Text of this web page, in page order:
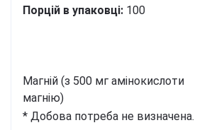
Порцій в упаковці: 100
Магній (з 500 мг амінокислоти
магнію)
* Добова потреба не визначена.